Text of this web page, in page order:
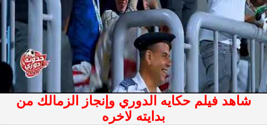
شاهد فيلم حكايه الدوري وإنجاز الزمالك من
بدايته لاخره